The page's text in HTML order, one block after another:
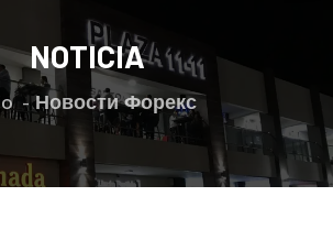
NOTICIA
Новости Форекс